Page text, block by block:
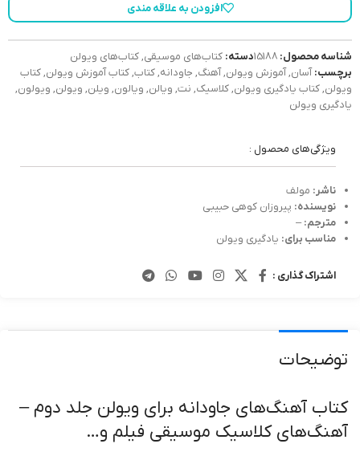
افزودن به علاقه مندی
شناسه محصول: 15188دسته: کتاب‌های موسیقی,کتاب‌های ویولن
برچسب: آسان,آموزش ویولن,آهنگ, جاودانه,کتاب,کتاب آموزش ویولن,کتاب
ویولن,کتاب یادگیری ویولن,کلاسیک, نت, ویالن, ویالون, ویلن, ویولن, ویولون,
یادگیری ویولن
ویژگی‌های محصول :
ناشر: مولف
نویسنده: پیروزان کوهی حبیبی
مترجم:–
مناسب برای: یادگیری ویولن
اشتراک گذاری :
توضیحات
کتاب آهنگ‌های جاودانه برای ویولن جلد دوم –
آهنگ‌های کلاسیک موسیقی فیلم و…